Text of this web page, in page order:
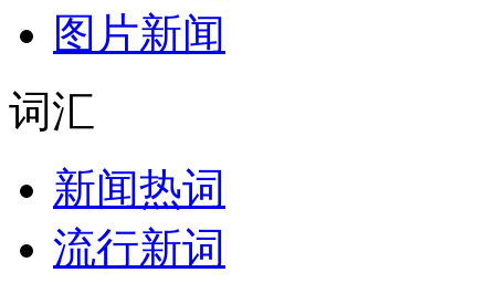
图片新闻
词汇
新闻热词
流行新词